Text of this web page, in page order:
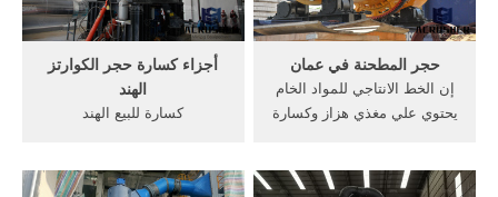
أجزاء كسارة حجر الكوارتز
الهند
كسارة للبيع الهند
استشاري. كسارات حجر,كسارة
حجر المطحنة في عمان
إن الخط الانتاجي للمواد الخام
يحتوي علي مغذي هزاز وكسارة
الالكتروني المركزي الخ .